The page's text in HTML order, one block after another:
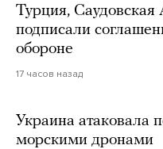
Турция,
подписали
обороне
17 часов назад
Украина атаковала
морскими дронами